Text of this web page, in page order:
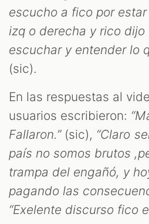
escucho a fico por
izq o derecha y rico
escuchar y entender lo
(sic).
En las respuestas al
usuarios escribieron:
Fallaron.”(sic), “Claro
país no somos brutos
trampa del engañó, y
pagando las
“Exelente discurso fico